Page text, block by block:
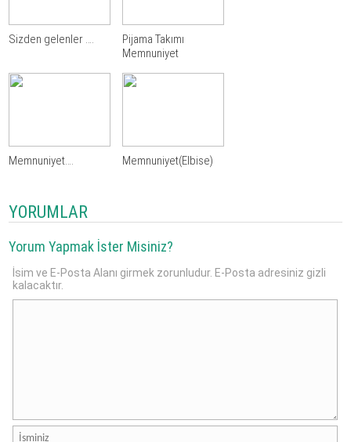
Sizden gelenler ….
Pijama Takımı
Memnuniyet
Memnuniyet…. Memnuniyet(Elbise)
YORUMLAR
Yorum Yapmak İster Misiniz?
İsim ve E-Posta Alanı girmek zorunludur. E-Posta adresiniz gizli
kalacaktır.